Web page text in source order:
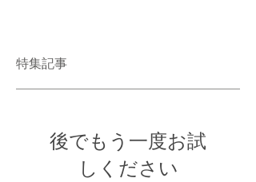
特集記事
後でもう一度お試
しください